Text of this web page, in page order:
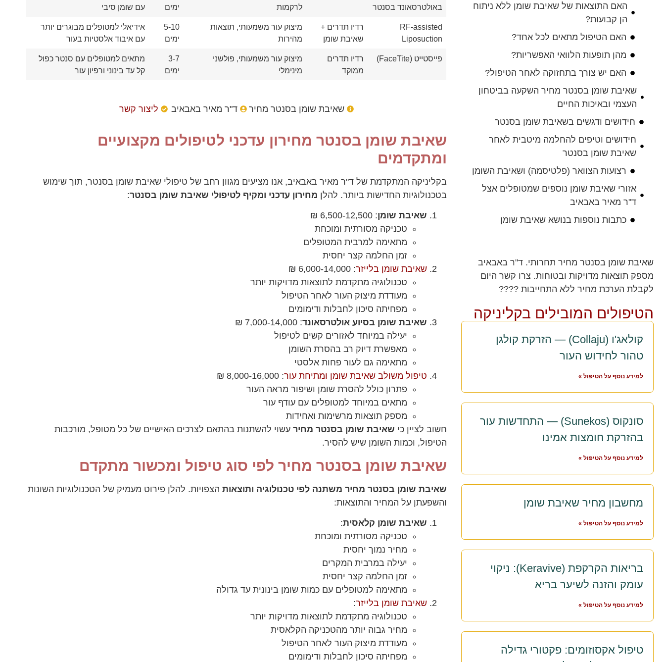
האם התוצאות של שאיבת שומן ללא ניתוח
הן קבועות?
האם הטיפול מתאים לכל אחד?
מהן תופעות הלוואי האפשריות?
האם יש צורך בתחזוקה לאחר הטיפול?
שאיבת שומן בסנטר מחיר השקעה בביטחון
העצמי ובאיכות החיים
חידושים ודגשים בשאיבת שומן בסנטר
חידושים וטיפים להחלמה מיטבית לאחר
שאיבת שומן בסנטר
רצועות הצוואר (פלטיסמה) ושאיבת השומן
אזורי שאיבת שומן נוספים שמטופלים אצל
ד"ר מאיר באבאיב
כתבות נוספות בנושא שאיבת שומן
שאיבת שומן בסנטר מחיר תחרותי. ד"ר באבאיב
מספק תוצאות מדויקות ובטוחות. צרו קשר היום
לקבלת הערכת מחיר ללא התחייבות ????
הטיפולים המובילים בקליניקה
קולאג'ו (Collaju) — הזרקת קולגן
טהור לחידוש העור
למידע נוסף על הטיפול »
סונקוס (Sunekos) — התחדשות עור
בהזרקת חומצות אמינו
למידע נוסף על הטיפול »
מחשבון מחיר שאיבת שומן
למידע נוסף על הטיפול »
בריאות הקרקפת (Keravive): ניקוי
עומק והזנה לשיער בריא
למידע נוסף על הטיפול »
טיפול אקסוזומים: פקטורי גדילה
באולטרסאונד בסנטר
לרקמות
ימים
עם שומן סיבי
RF-assisted
Liposuction
רדיו תדרים +
שאיבת שומן
מיצוק עור משמעותי, תוצאות
מהירות
5-10
ימים
אידיאלי למטופלים מבוגרים יותר
עם איבוד אלסטיות בעור
פייסטייט (FaceTite)
רדיו תדרים
ממוקד
מיצוק עור משמעותי, פולשני
מינימלי
3-7
ימים
מתאים למטופלים עם סנטר כפול
קל עד בינוני ורפיון עור
שאיבת שומן בסנטר מחיר ד"ר מאיר באבאיב ליצור קשר
שאיבת שומן בסנטר מחירון עדכני לטיפולים מקצועיים
ומתקדמים
בקליניקה המתקדמת של ד"ר מאיר באבאיב, אנו מציעים מגוון רחב של טיפולי שאיבת שומן בסנטר, תוך שימוש
בטכנולוגיות החדישות ביותר. להלן מחירון עדכני ומקיף לטיפולי שאיבת שומן בסנטר:
שאיבת שומן: 6,500-12,500 ₪
טכניקה מסורתית ומוכחת
מתאימה למרבית המטופלים
זמן החלמה קצר יחסית
שאיבת שומן בלייזר: 6,000-14,000 ₪
טכנולוגיה מתקדמת לתוצאות מדויקות יותר
מעודדת מיצוק העור לאחר הטיפול
מפחיתה סיכון לחבלות ודימומים
שאיבת שומן בסיוע אולטרסאונד: 7,000-14,000 ₪
יעילה במיוחד לאזורים קשים לטיפול
מאפשרת דיוק רב בהסרת השומן
מתאימה גם לעור פחות אלסטי
טיפול משולב שאיבת שומן ומתיחת עור: 8,000-16,000 ₪
פתרון כולל להסרת שומן ושיפור מראה העור
מתאים במיוחד למטופלים עם עודף עור
מספק תוצאות מרשימות ואחידות
חשוב לציין כי שאיבת שומן בסנטר מחיר עשוי להשתנות בהתאם לצרכים האישיים של כל מטופל, מורכבות
הטיפול, וכמות השומן שיש להסיר.
שאיבת שומן בסנטר מחיר לפי סוג טיפול ומכשור מתקדם
שאיבת שומן בסנטר מחיר משתנה לפי טכנולוגיה ותוצאות הצפויות. להלן פירוט מעמיק של הטכנולוגיות השונות
והשפעתן על המחיר והתוצאות:
שאיבת שומן קלאסית:
טכניקה מסורתית ומוכחת
מחיר נמוך יחסית
יעילה במרבית המקרים
זמן החלמה קצר יחסית
מתאימה למטופלים עם כמות שומן בינונית עד גדולה
שאיבת שומן בלייזר:
טכנולוגיה מתקדמת לתוצאות מדויקות יותר
מחיר גבוה יותר מהטכניקה הקלאסית
מעודדת מיצוק העור לאחר הטיפול
מפחיתה סיכון לחבלות ודימומים